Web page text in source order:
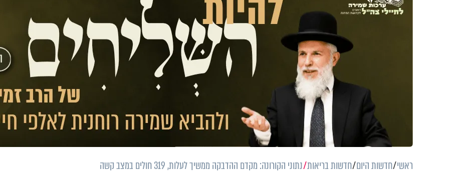
ראשי חדשות היום חדשות בריאות נתוני הקורונה: מקדם ההדבקה ממשיך לעלות, 319 חולים במצב קשה